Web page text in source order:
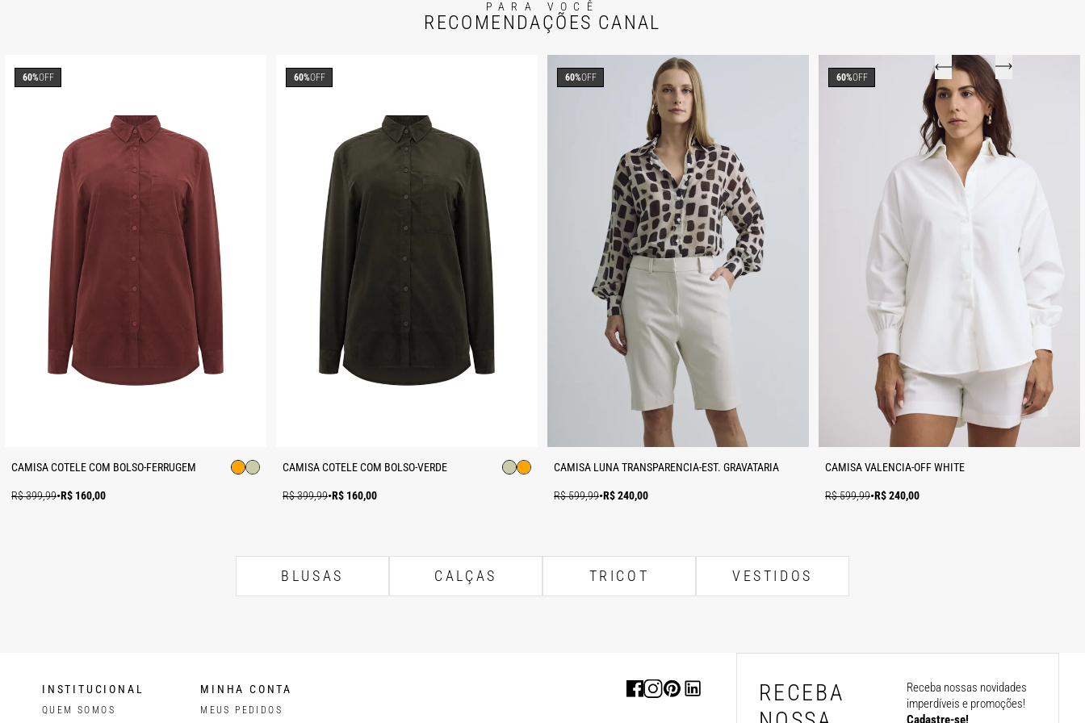
PARA VOCÊ
RECOMENDAÇÕES CANAL
CAMISA COTELE COM BOLSO-FERRUGEM
R$ 399,99•R$ 160,00
60%OFF
CAMISA COTELE COM BOLSO-VERDE
R$ 399,99•R$ 160,00
60%OFF
CAMISA LUNA TRANSPARENCIA-EST. GRAVATARIA
R$ 599,99•R$ 240,00
60%OFF
CAMISA VALENCIA-OFF WHITE
R$ 599,99•R$ 240,00
60%OFF
BLUSAS CALÇAS TRICOT VESTIDOS
RECEBA
Receba nossas novidades
imperdíveis e promoções!
Cadastre-se!
INSTITUCIONAL
QUEM SOMOS
MINHA CONTA
MEUS PEDIDOS